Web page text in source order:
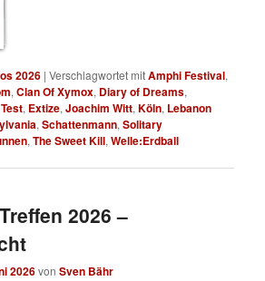
2026 |Verschlagwortet mitAmphi Festival,
,Clan Of Xymox, Diary of Dreams,
, Extize,Joachim Witt,Köln, Lebanon
,Schattenmann,Solitary
,The Sweet Kill,Welle:Erdball
2026 –
2026vonSven Bähr